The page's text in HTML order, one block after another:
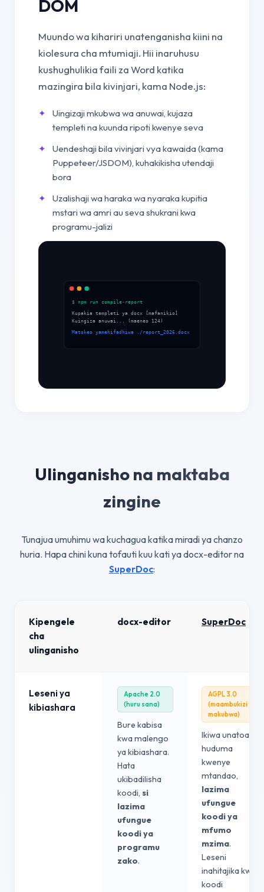
DOM
Muundo wa kihariri unatenganisha kiini na
kiolesura cha mtumiaji. Hii inaruhusu
kushughulikia faili za Word katika
mazingira bila kivinjari, kama Node.js:
Uingizaji mkubwa wa anuwai, kujaza
templeti na kuunda ripoti kwenye seva
Uendeshaji bila vivinjari vya kawaida (kama
Puppeteer/JSDOM), kuhakikisha utendaji
bora
Uzalishaji wa haraka wa nyaraka kupitia
mstari wa amri au seva shukrani kwa
programu-jalizi
$ npm run compile-report
Kupakia templeti ya docx [mafanikio]
Kuingiza anuwai... (maeneo 124)
Matokeo yamehifadhiwa ./report_2026.docx
Ulinganisho na maktaba
zingine
Tunajua umuhimu wa kuchagua katika miradi ya chanzo
huria. Hapa chini kuna tofauti kuu kati ya docx-editor na
SuperDoc:
Kipengele
cha
ulinganisho
docx-editor SuperDoc
Leseni ya
kibiashara
Apache 2.0
(huru sana)
Bure kabisa
kwa malengo
ya kibiashara.
Hata
ukibadilisha
koodi, si
lazima
ufungue
koodi ya
programu
zako.
AGPL 3.0
(maambukizi
makubwa)
Ikiwa unatoa
huduma
kwenye
mtandao,
lazima
ufungue
koodi ya
mfumo
mzima.
Leseni
inahitajika kwa
koodi